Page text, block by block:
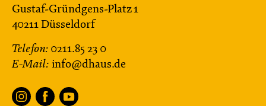
Gustaf-Gründgens-Platz 1
40211 Düsseldorf
Telefon: 0211.85 23 0
E-Mail: info@dhaus.de